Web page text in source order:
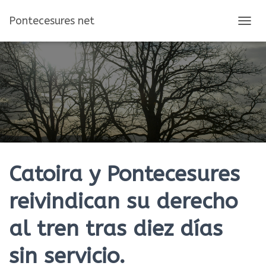
Pontecesures net
A
M
B
I
A
R
M
O
D
O
Catoira y Pontecesures
reivindican su derecho
al tren tras diez días
sin servicio.